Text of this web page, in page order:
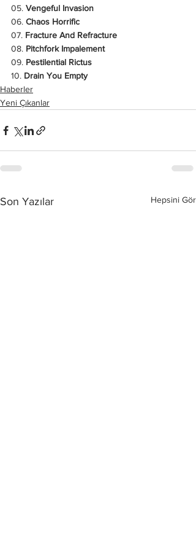
05. Vengeful Invasion
06. Chaos Horrific
07. Fracture And Refracture
08. Pitchfork Impalement
09. Pestilential Rictus
10. Drain You Empty
Haberler
Yeni Çıkanlar
Son Yazılar Hepsini Gör